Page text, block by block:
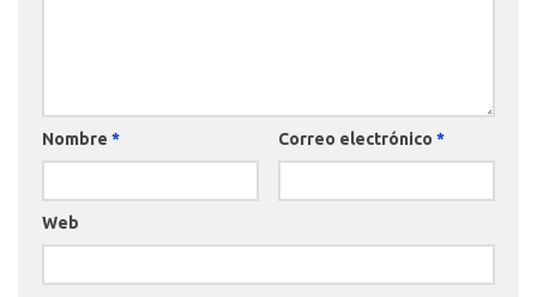
Nombre * Correo electrónico *
Web